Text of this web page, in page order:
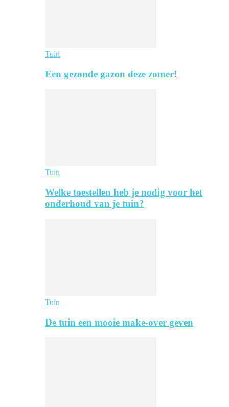
Tuin
Een gezonde gazon deze zomer!
Tuin
Welke toestellen heb je nodig voor het
onderhoud van je tuin?
Tuin
De tuin een mooie make-over geven